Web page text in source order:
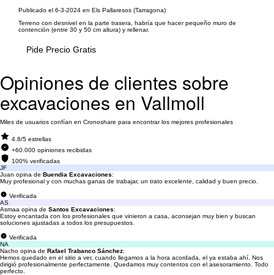
Publicado el 6-3-2024 en Els Pallaresos (Tarragona)
Terreno con desnivel en la parte trasera, habría que hacer pequeño muro de
contención (entre 30 y 50 cm altura) y rellenar.
Pide Precio Gratis
Opiniones de clientes sobre
excavaciones en Vallmoll
Miles de usuarios confían en Cronoshare para encontrar los mejores profesionales
4.8/5 estrellas
+60.000 opiniones recibidas
100% verificadas
JF
Juan opina de Buendia Excavaciones:
Muy profesional y con muchas ganas de trabajar, un trato excelente, calidad y buen precio.
Verificada
AS
Asmaa opina de Santos Excavaciones:
Estoy encantada con los profesionales que vinieron a casa, aconsejan muy bien y buscan
soluciones ajustadas a todos los presupuestos.
Verificada
NA
Nacho opina de Rafael Trabanco Sánchez:
Hemos quedado en el sitio a ver, cuando llegamos a la hora acordada, el ya estaba ahí. Nos
dirigió profesionalmente perfectamente. Quedamos muy contentos con el asesoramiento. Todo
perfecto.